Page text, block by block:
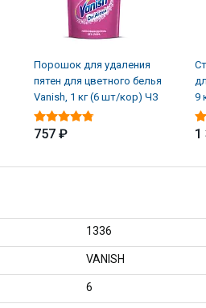
Порошок для удаления
пятен для цветного белья
Vanish, 1 кг (6 шт/кор) ЧЗ
757 ₽
9
1
1336
VANISH
6